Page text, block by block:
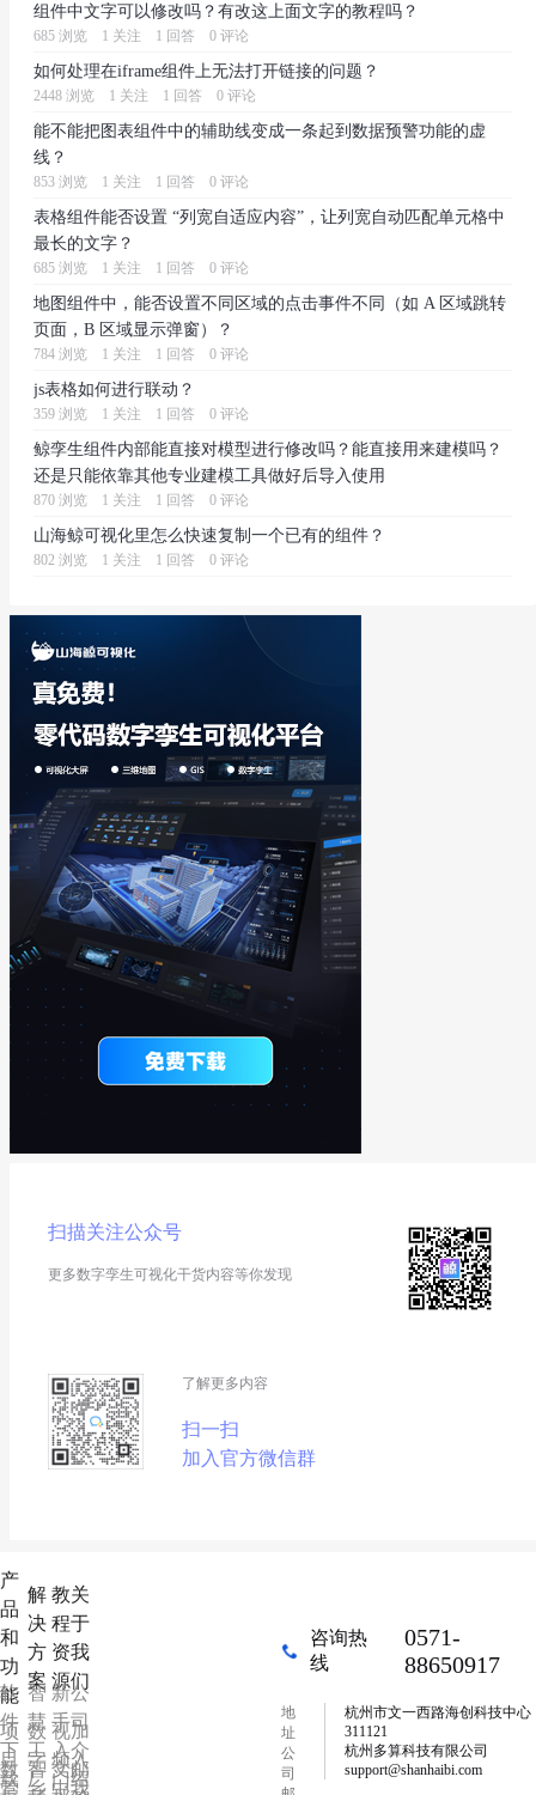
组件中文字可以修改吗？有改这上面文字的教程吗？
685 浏览 1 关注 1 回答 0 评论
如何处理在iframe组件上无法打开链接的问题？
2448 浏览 1 关注 1 回答 0 评论
能不能把图表组件中的辅助线变成一条起到数据预警功能的虚
线？
853 浏览 1 关注 1 回答 0 评论
表格组件能否设置 “列宽自适应内容”，让列宽自动匹配单元格中
最长的文字？
685 浏览 1 关注 1 回答 0 评论
地图组件中，能否设置不同区域的点击事件不同（如 A 区域跳转
页面，B 区域显示弹窗）？
784 浏览 1 关注 1 回答 0 评论
js表格如何进行联动？
359 浏览 1 关注 1 回答 0 评论
鲸孪生组件内部能直接对模型进行修改吗？能直接用来建模吗？
还是只能依靠其他专业建模工具做好后导入使用
870 浏览 1 关注 1 回答 0 评论
山海鲸可视化里怎么快速复制一个已有的组件？
802 浏览 1 关注 1 回答 0 评论
扫描关注公众号
更多数字孪生可视化干货内容等你发现
了解更多内容
扫一扫
加入官方微信群
产
品
和
功
能
软
件
下
载
项
目
管
数
解
决
方
案
智
慧
工
厂
数
字
乡
智
教
程
资
源
新
手
入
门
视
频
中
文
关
于
我
们
公
司
介
绍
加
入
我
邮
咨询热
线
0571-
88650917
地
址
公
司
杭州市文一西路海创科技中心
311121
杭州多算科技有限公司
support@shanhaibi.com